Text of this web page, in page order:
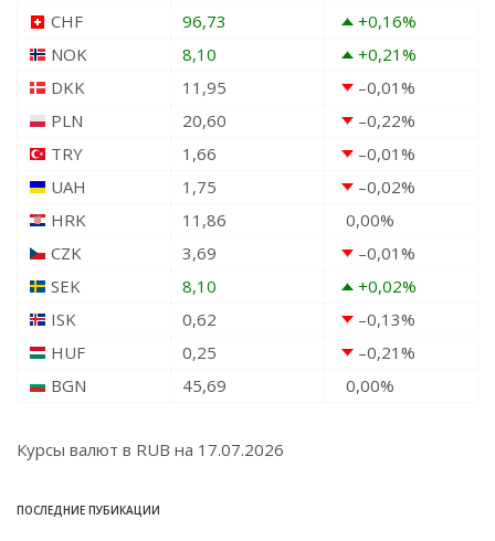
CHF
96,73 +0,16%
NOK
8,10 +0,21%
DKK
11,95 –0,01%
PLN
20,60 –0,22%
TRY
1,66 –0,01%
UAH
1,75 –0,02%
HRK
11,86 0,00%
CZK
3,69 –0,01%
SEK
8,10 +0,02%
ISK
0,62 –0,13%
HUF
0,25 –0,21%
BGN
45,69 0,00%
Курсы валют в RUB на 17.07.2026
ПОСЛЕДНИЕ ПУБИКАЦИИ